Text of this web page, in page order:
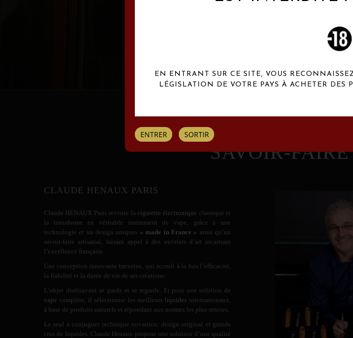
SAVOIR-
CLAUDE HENAUX PARIS
Claude HENAUX Paris revisite la cigarette électronique classique et
la transforme en véritable instrument de vape, grâce à une
technologie et un design uniques « made in France » ainsi qu’un
savoir-faire artisanal, faisant appel à des ouvriers d’art incarnant
l’excellence française.
Une conception innovante brevetée, qui accroît à la fois l’efficacité,
la fiabilité et la durée de vie de ses créations.
L’objet dorénavant se garde et se regarde. Et pour une solution de
vape complète, il sélectionne les meilleurs liquidesinternationaux,
à base de produits naturels et répondant aux normes les plus strictes.
Le seul à conjuguer technique novatrice, design original et grands
crus de liquides, Claude Henaux propose une solution d’une qualité
EN ENTRANT SUR CE SITE, VOUS
LÉGISLATION DE VOTRE PAYS À ACHETER
ENTRER SORTIR